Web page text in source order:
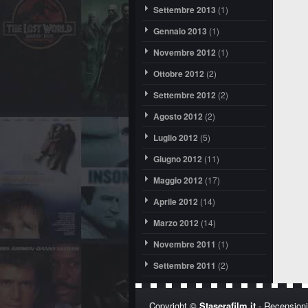
Settembre 2013 (1)
Gennaio 2013 (1)
Novembre 2012 (1)
Ottobre 2012 (2)
Settembre 2012 (2)
Agosto 2012 (2)
Luglio 2012 (5)
Giugno 2012 (11)
Maggio 2012 (17)
Aprile 2012 (14)
Marzo 2012 (14)
Novembre 2011 (1)
Settembre 2011 (2)